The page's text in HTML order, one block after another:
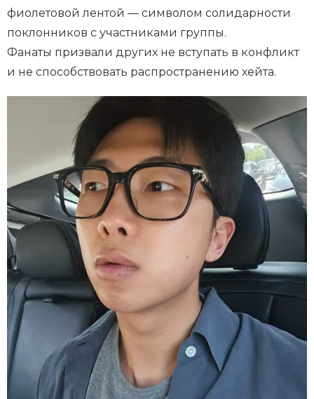
фиолетовой лентой — символом солидарности
поклонников с участниками группы.
Фанаты призвали других не вступать в конфликт
и не способствовать распространению хейта.